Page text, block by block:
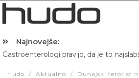
Najnovejše:
Gastroenterologi pravijo, da je to
Hudo / Aktualno /
Dunajski terorist